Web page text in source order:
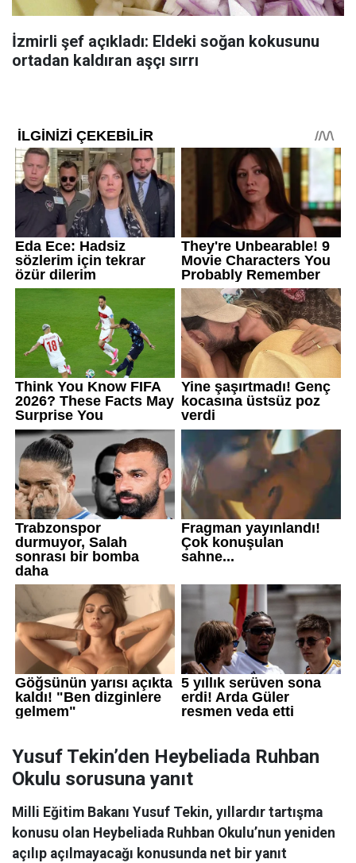
İzmirli şef açıkladı: Eldeki soğan kokusunu
ortadan kaldıran aşçı sırrı
Yusuf Tekin’den Heybeliada Ruhban
Okulu sorusuna yanıt
Milli Eğitim Bakanı Yusuf Tekin, yıllardır tartışma
konusu olan Heybeliada Ruhban Okulu’nun yeniden
açılıp açılmayacağı konusunda net bir yanıt